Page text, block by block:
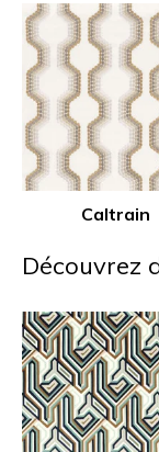
Caltrain
Découvrez